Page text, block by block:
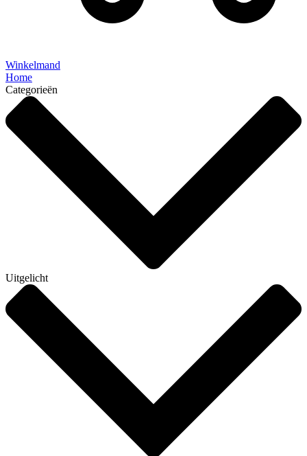
Winkelmand
Home
Categorieën
Uitgelicht